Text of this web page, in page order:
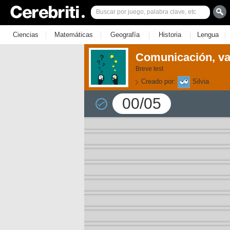
Ciencias | Matemáticas | Geografía | Historia | Lengua |
Comunicación,
Breve test
Creado por: Silvia
00/05